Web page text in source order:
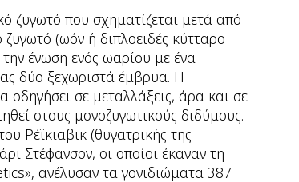
ζυγωτό που σχηματίζεται μετά από
(ωόν ή διπλοειδές κύτταρο
ένωση ενός ωαρίου με ένα
δύο ξεχωριστά έμβρυα. Η
οδηγήσει σε μεταλλάξεις, άρα και σε
στους μονοζυγωτικούς διδύμους.
Ρέϊκιαβικ (θυγατρικής της
Στέφανσον, οι οποίοι έκαναν τη
ανέλυσαν τα γονιδιώματα 387